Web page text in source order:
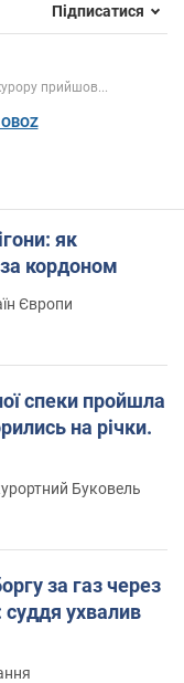
Підписатися
прийшов...
як
кордоном
Європи
спеки пройшла
на річки.
Буковель
за газ через
суддя ухвалив